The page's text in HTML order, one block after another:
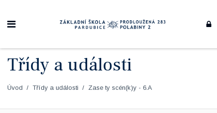
Třídy a události
Úvod Třídy a události Zase ty scén(k)y - 6.A